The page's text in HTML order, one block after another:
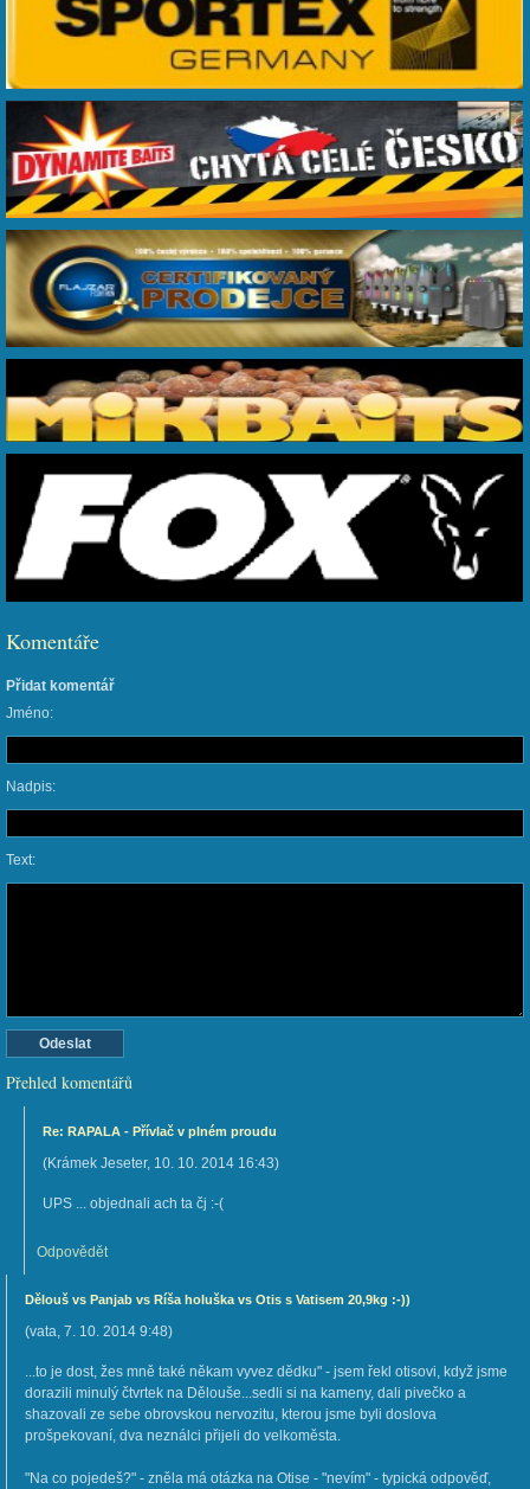
Komentáře
Přidat komentář
Jméno:
Nadpis:
Text:
Přehled komentářů
Re: RAPALA - Přívlač v plném proudu
(Krámek Jeseter, 10. 10. 2014 16:43)
UPS ... objednali ach ta čj :-(
Odpovědět
Dělouš vs Panjab vs Ríša holuška vs Otis s Vatisem 20,9kg :-))
(vata, 7. 10. 2014 9:48)
...to je dost, žes mně také někam vyvez dědku" - jsem řekl otisovi, když jsme
dorazili minulý čtvrtek na Dělouše...sedli si na kameny, dali pivečko a
shazovali ze sebe obrovskou nervozitu, kterou jsme byli doslova
prošpekovaní, dva neználci přijeli do velkoměsta.
"Na co pojedeš?" - zněla má otázka na Otise - "nevím" - typická odpověď,